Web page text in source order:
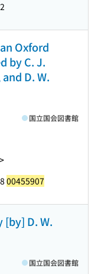
Oxford
by C. J.
D. W.
国立国会図書館
00455907
[by] D. W.
国立国会図書館